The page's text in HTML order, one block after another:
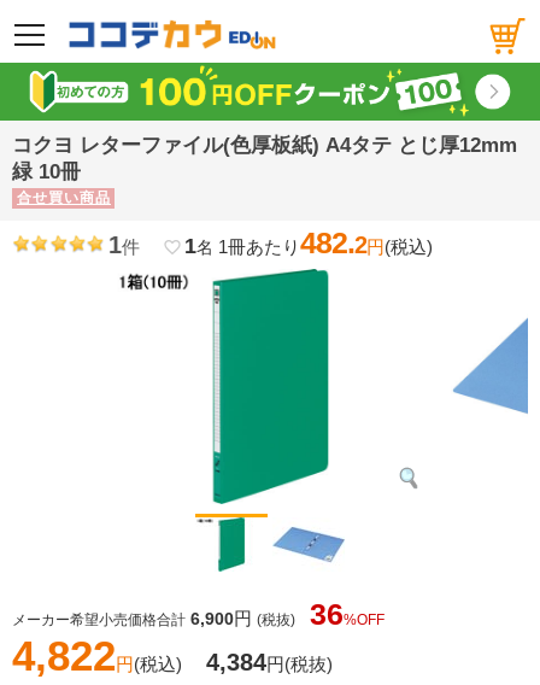
メニュー
コクヨ レターファイル(色厚板紙) A4タテ とじ厚12mm
緑 10冊
合せ買い商品
1件 favorite_border 1名 1冊あたり482.2円(税込)
メーカー希望小売価格合計 6,900円 (税抜) 36%OFF
4,822円(税込) 4,384円(税抜)